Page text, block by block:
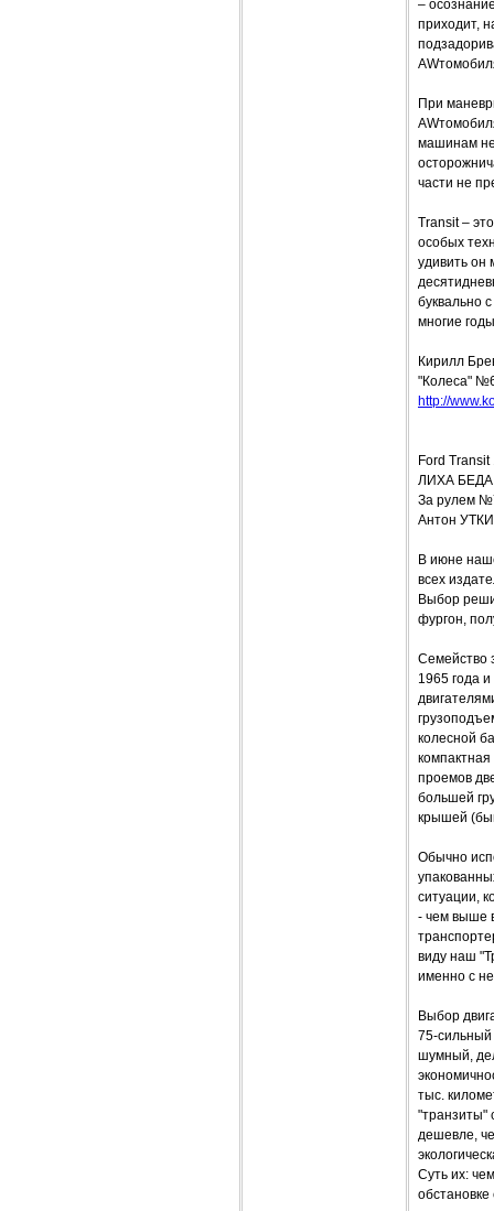
–
приходит,
При
машинам не
части не
Transit –
особых
удивить он
буквально
многие
Кирилл
"Колеса"
http://
Ford Transit
ЛИХА
За рулем
Антон
В июне
всех
Выбор
фургон,
Семейство
1965 года
колесной
проемов
большей
крышей
Обычно
ситуации,
- чем выше
виду наш
именно с
Выбор
75-сильный
шумный,
тыс.
"транзиты"
дешевле,
Суть их: